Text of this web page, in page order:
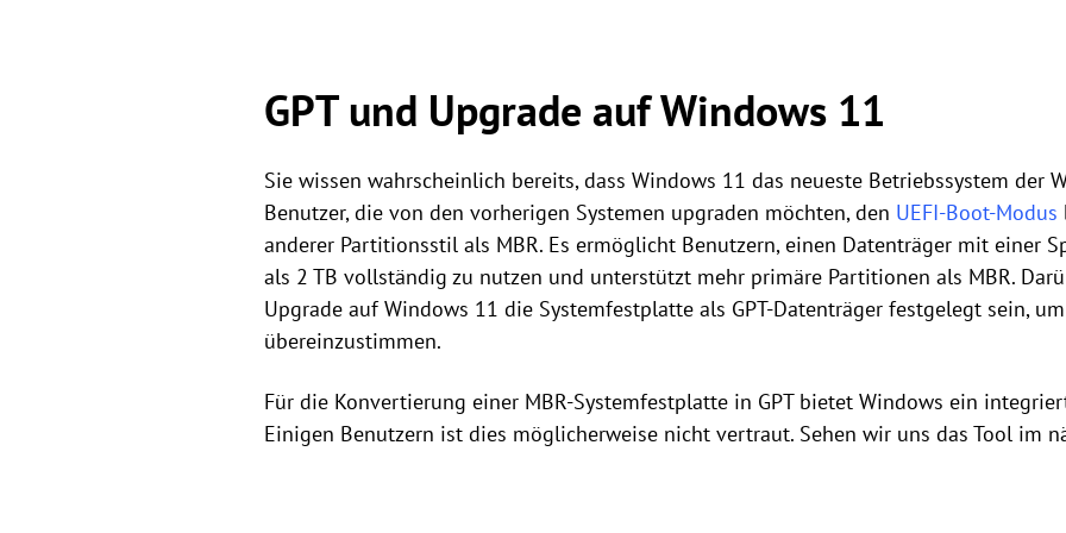
GPT und Upgrade auf Windows 11
Sie wissen wahrscheinlich bereits, dass Windows 11 das neueste Betriebssystem der
Benutzer, die von den vorherigen Systemen upgraden möchten, den UEFI-Boot-Modus
anderer Partitionsstil als MBR. Es ermöglicht Benutzern, einen Datenträger mit einer
als 2 TB vollständig zu nutzen und unterstützt mehr primäre Partitionen als MBR.
Upgrade auf Windows 11 die Systemfestplatte als GPT-Datenträger festgelegt sein,
übereinzustimmen.
Für die Konvertierung einer MBR-Systemfestplatte in GPT bietet Windows ein
Einigen Benutzern ist dies möglicherweise nicht vertraut. Sehen wir uns das Tool im